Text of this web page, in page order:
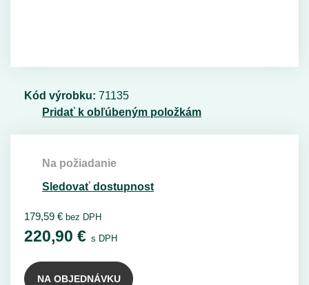
Kód výrobku: 71135
Pridať k obľúbeným položkám
Na požiadanie
Sledovať dostupnost
179,59 € bez DPH
220,90 € s DPH
NA OBJEDNÁVKU